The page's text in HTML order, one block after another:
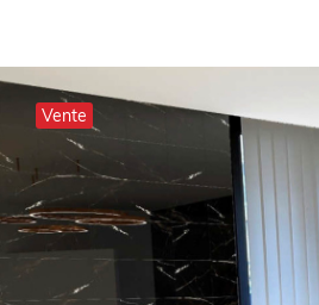
Vente